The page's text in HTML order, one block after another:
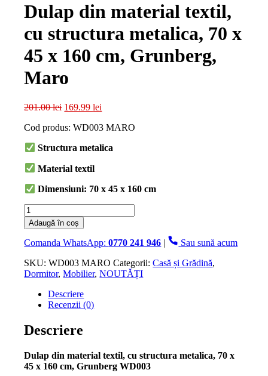
Dulap din material textil,
cu structura metalica, 70 x
45 x 160 cm, Grunberg,
Maro
201.00lei Prețul
a
201.00 lei.
169.99lei
este:
Cod produs: WD003 MARO
Structura metalica
Material textil
Dimensiuni: 70 x 45 x 160 cm
Cantitate
Dulap
din
material
cu
structura
x
160
Grunberg,
Maro
Adaugă în coș
Comanda WhatsApp:0770 241 946 |
Sau sună acum
SKU:WD003 MARO Categorii:Casă și Grădină,
Dormitor,Mobilier,NOUTĂȚI
Descriere
Recenzii (0)
Descriere
Dulap din material textil, cu structura metalica, 70 x
45 x 160 cm, Grunberg WD003